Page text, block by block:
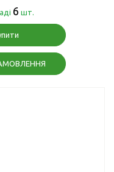
6 шт.